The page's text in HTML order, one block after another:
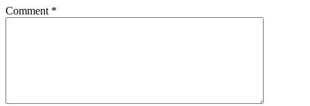
Comment *